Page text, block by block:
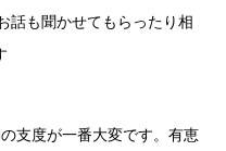
話も聞かせてもらったり相
支度が一番大変です。有恵